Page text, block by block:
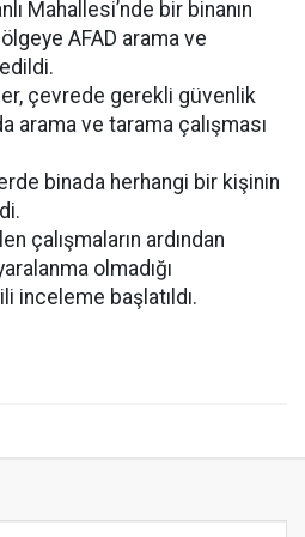
Mahallesi’nde bir binanın
AFAD arama ve
çevrede gerekli güvenlik
arama ve tarama çalışması
binada herhangi bir kişinin
çalışmaların ardından
olmadığı
inceleme başlatıldı.